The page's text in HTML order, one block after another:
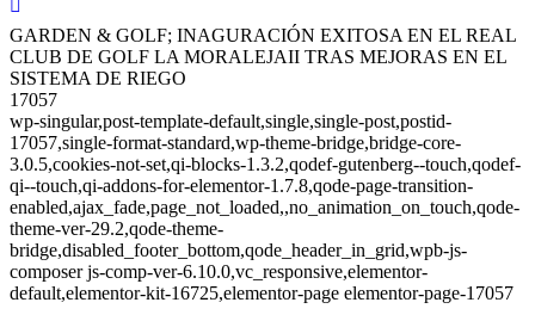
GARDEN & GOLF; INAGURACIÓN EXITOSA EN EL REAL
CLUB DE GOLF LA MORALEJAII TRAS MEJORAS EN EL
SISTEMA DE RIEGO
17057
wp-singular,post-template-default,single,single-post,postid-
17057,single-format-standard,wp-theme-bridge,bridge-core-
3.0.5,cookies-not-set,qi-blocks-1.3.2,qodef-gutenberg--touch,qodef-
qi--touch,qi-addons-for-elementor-1.7.8,qode-page-transition-
enabled,ajax_fade,page_not_loaded,,no_animation_on_touch,qode-
theme-ver-29.2,qode-theme-
bridge,disabled_footer_bottom,qode_header_in_grid,wpb-js-
composer js-comp-ver-6.10.0,vc_responsive,elementor-
default,elementor-kit-16725,elementor-page elementor-page-17057